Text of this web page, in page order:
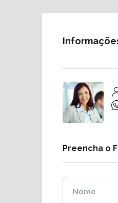
Preencha o